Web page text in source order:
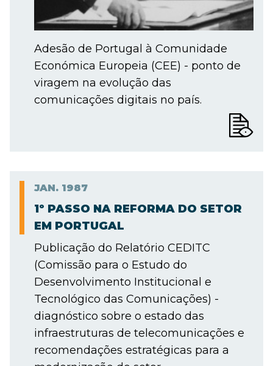
Adesão de Portugal à Comunidade
Económica Europeia (CEE) - ponto de
viragem na evolução das
comunicações digitais no país.
JAN. 1987
1º PASSO NA REFORMA DO SETOR
EM PORTUGAL
Publicação do Relatório CEDITC
(Comissão para o Estudo do
Desenvolvimento Institucional e
Tecnológico das Comunicações) -
diagnóstico sobre o estado das
infraestruturas de telecomunicações e
recomendações estratégicas para a